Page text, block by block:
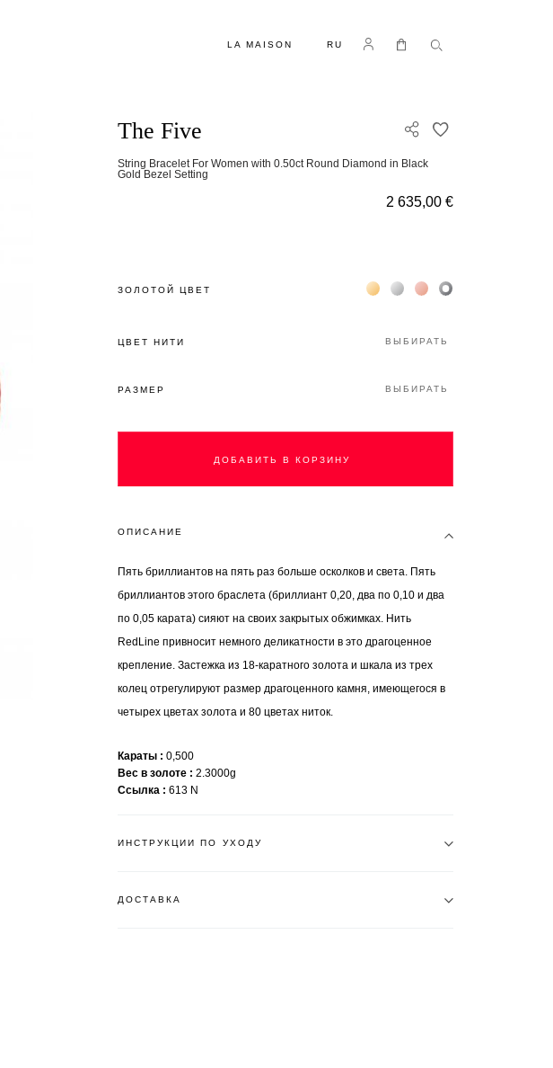
LA MAISON RU Log in Моя корзина
The Five
String Bracelet For Women with 0.50ct Round Diamond in Black
Gold Bezel Setting
2 635,00 €
ЗОЛОТОЙ ЦВЕТ Жёлтое золото 18К
Белое золото 18К
Розовое золото 18К
Чёрное золото 18К
ЦВЕТ НИТИ ВЫБИРАТЬ
РАЗМЕР ВЫБИРАТЬ
ДОБАВИТЬ В КОРЗИНУ
ОПИСАНИЕ
Пять бриллиантов на пять раз больше осколков и света. Пять
бриллиантов этого браслета (бриллиант 0,20, два по 0,10 и два
по 0,05 карата) сияют на своих закрытых обжимках. Нить
RedLine привносит немного деликатности в это драгоценное
крепление. Застежка из 18-каратного золота и шкала из трех
колец отрегулируют размер драгоценного камня, имеющегося в
четырех цветах золота и 80 цветах ниток.
Караты
0,500
Вес в золоте
2.3000g
Ссылка
613 N
ИНСТРУКЦИИ ПО УХОДУ
ДОСТАВКА